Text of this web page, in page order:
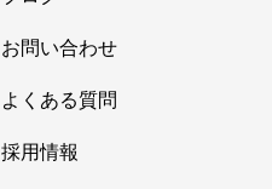
お問い合わせ
よくある質問
採用情報